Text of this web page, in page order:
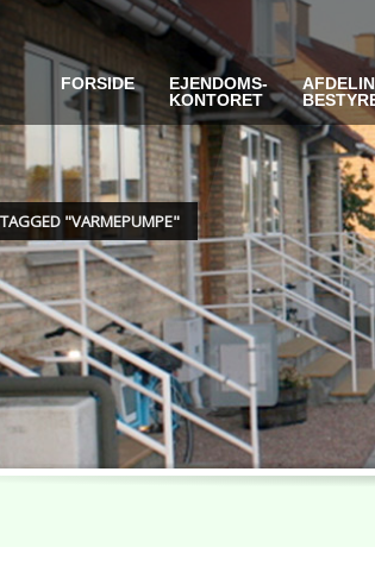
FORSIDE
EJENDOMS-
KONTORET
"VARMEPUMPE"